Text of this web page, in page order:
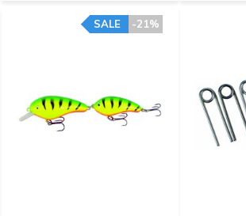
-21%
SALE